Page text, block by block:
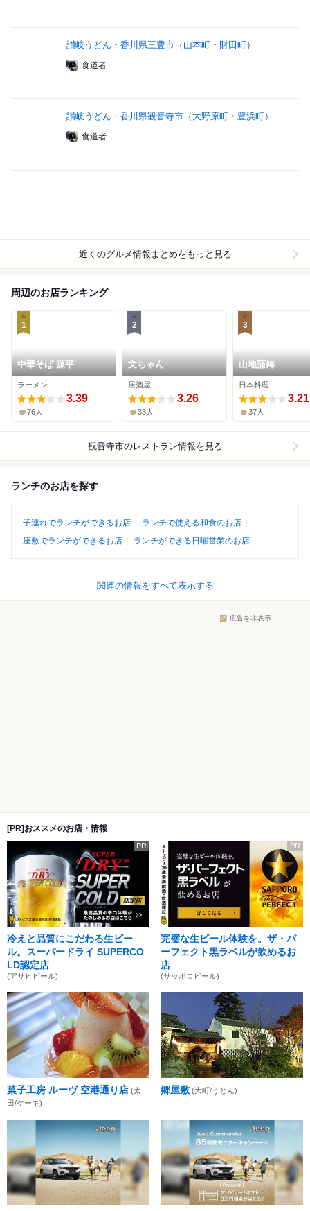
讃岐うどん・香川県三豊市（山本町・財田町）
食道者
讃岐うどん・香川県観音寺市（大野原町・豊浜町）
食道者
近くのグルメ情報まとめをもっと見る
周辺のお店ランキング
1
中華そば 源平
ラーメン
3.39
76人
2
文ちゃん
居酒屋
3.26
33人
3
山地蒲鉾
日本料理
3.21
37人
観音寺市のレストラン情報を見る
ランチのお店を探す
子連れでランチができるお店
ランチで使える和食のお店
座敷でランチができるお店
ランチができる日曜営業のお店
関連の情報をすべて表示する
広告を非表示
[PR]おススメのお店・情報
PR
冷えと品質にこだわる生ビー
ル。スーパードライ SUPERCO
LD認定店
(アサヒビール)
PR
完璧な生ビール体験を。ザ・パ
ーフェクト黒ラベルが飲めるお
店
(サッポロビール)
菓子工房 ルーヴ 空港通り店 (太
田/ケーキ)
郷屋敷 (大町/うどん)